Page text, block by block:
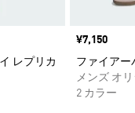
レプリカ
価格
¥7,150
ファイアー
メンズ オ
2 カラー